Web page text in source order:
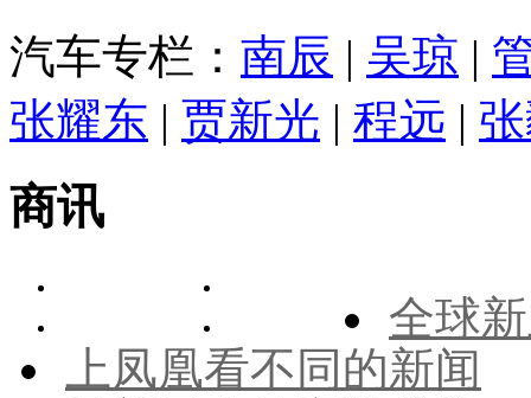
汽车专栏： 南辰 | 吴琼 |
张耀东 | 贾新光 | 程远 |
商讯
全球
上凤凰看不同的新闻